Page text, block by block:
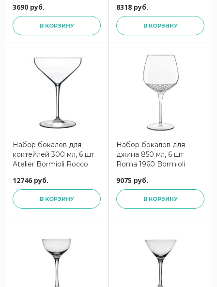
3690 руб.
В КОРЗИНУ
8318 руб.
В КОРЗИНУ
Набор бокалов для
коктейлей 300 мл, 6 шт
Atelier Bormioli Rocco
12746 руб.
В КОРЗИНУ
Набор бокалов для
джина 850 мл, 6 шт
Roma 1960 Bormioli
9075 руб.
В КОРЗИНУ